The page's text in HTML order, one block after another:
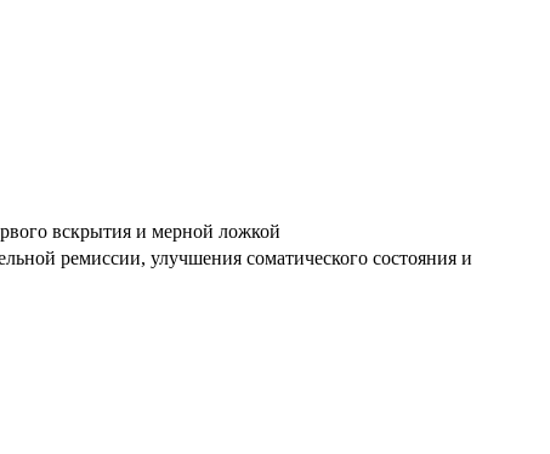
вскрытия и мерной ложкой
ремиссии, улучшения соматического состояния и